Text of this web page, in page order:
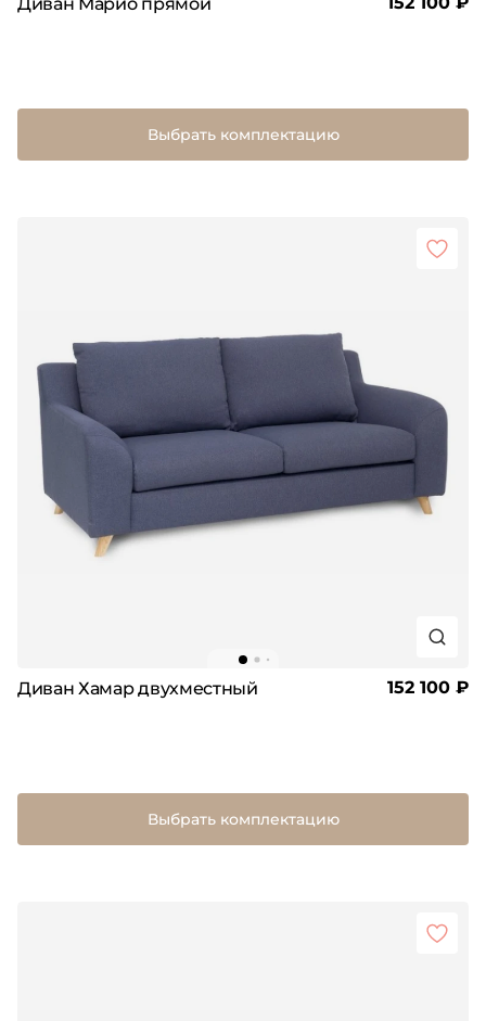
Выбрать комплектацию
Диван Хамар двухместный 152 100 ₽
Выбрать комплектацию